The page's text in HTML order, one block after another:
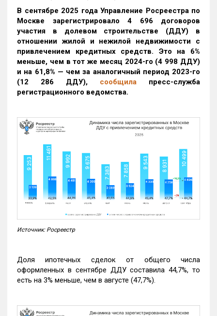
В сентябре 2025 года Управление Росреестра по
Москве зарегистрировало 4 696 договоров
участия в долевом строительстве (ДДУ) в
отношении жилой и нежилой недвижимости с
привлечением кредитных средств. Это на 6%
меньше, чем в тот же месяц 2024-го (4 998 ДДУ)
и на 61,8% — чем за аналогичный период 2023-го
(12 286 ДДУ), сообщила пресс-служба
регистрационного ведомства.
Источник: Росреестр
Доля ипотечных сделок от общего числа
оформленных в сентябре ДДУ составила 44,7%, то
есть на 3% меньше, чем в августе (47,7%).